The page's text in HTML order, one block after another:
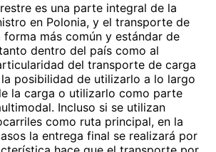
es una parte integral de la
en Polonia, y el transporte de
forma más común y estándar de
dentro del país como al
del transporte de carga
posibilidad de utilizarlo a lo largo
la carga o utilizarlo como parte
Incluso si se utilizan
como ruta principal, en la
la entrega final se realizará por